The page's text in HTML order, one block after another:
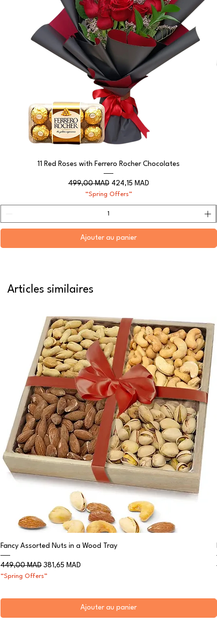
11 Red Roses with Ferrero Rocher Chocolates
Prix original
499,00 MAD Prix promotionnel
424,15 MAD
“Spring Offers”
Ajouter au panier
Articles similaires
Fancy Assorted Nuts in a Wood Tray
Prix original
449,00 MAD Prix promotionnel
381,65 MAD
“Spring Offers”
Ajouter au panier